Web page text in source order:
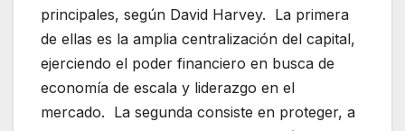
principales, según David Harvey. La primera
de ellas es la amplia centralización del capital,
ejerciendo el poder financiero en busca de
economía de escala y liderazgo en el
mercado. La segunda consiste en proteger, a